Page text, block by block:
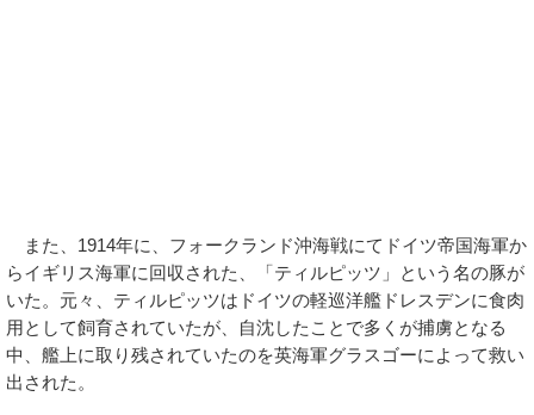
また、1914年に、フォークランド沖海戦にてドイツ帝国海軍か
らイギリス海軍に回収された、「ティルピッツ」という名の豚が
いた。元々、ティルピッツはドイツの軽巡洋艦ドレスデンに食肉
用として飼育されていたが、自沈したことで多くが捕虜となる
中、艦上に取り残されていたのを英海軍グラスゴーによって救い
出された。